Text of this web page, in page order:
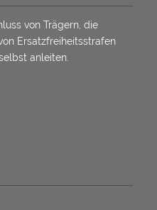
von Trägern, die
Ersatzfreiheitsstrafen
anleiten.